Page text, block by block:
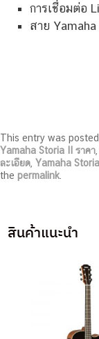
การเชื่อมต่อ
สาย Yamaha
This entry was
Yamaha Storia II ราคา,
ละเอียด, Yamaha
the permalink.
สินค้าแนะนำ